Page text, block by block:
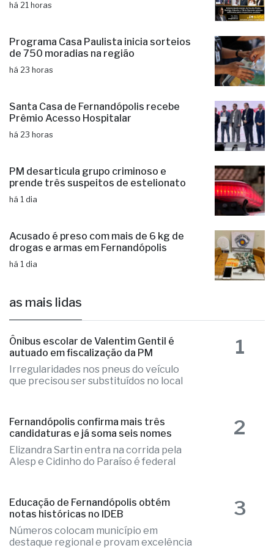
há 21 horas
Programa Casa Paulista inicia sorteios
de 750 moradias na região
há 23 horas
Santa Casa de Fernandópolis recebe
Prêmio Acesso Hospitalar
há 23 horas
PM desarticula grupo criminoso e
prende três suspeitos de estelionato
há 1 dia
Acusado é preso com mais de 6 kg de
drogas e armas em Fernandópolis
há 1 dia
as mais lidas
Ônibus escolar de Valentim Gentil é
autuado em fiscalização da PM
Irregularidades nos pneus do veículo
que precisou ser substituídos no local
1
Fernandópolis confirma mais três
candidaturas e já soma seis nomes
Elizandra Sartin entra na corrida pela
Alesp e Cidinho do Paraíso é federal
2
Educação de Fernandópolis obtém
notas históricas no IDEB
Números colocam município em
destaque regional e provam excelência
3